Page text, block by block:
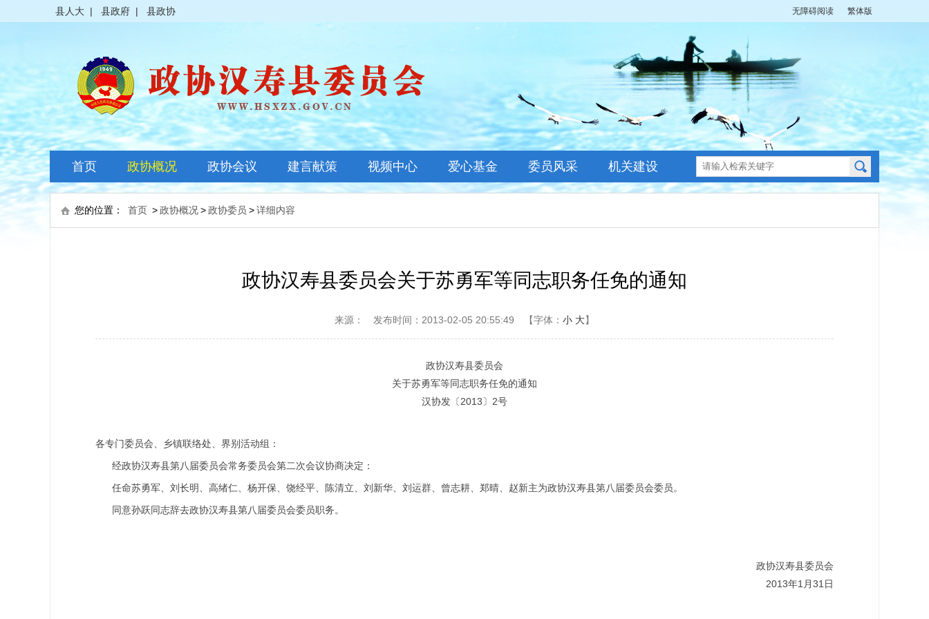
无障碍阅读 繁体版
县人大 | 县政府 | 县政协
首页 政协概况
领导之窗
政协会议
常委会议
建言献策 视频中心 爱心基金
善款公示
委员风采 机关建设
您的位置： 首页 >政协概况>政协委员 >详细内容
政协汉寿县委员会关于苏勇军等同志职务任免的通知
来源： 发布时间：2013-02-05 20:55:49 【字体： 小 大】
政协汉寿县委员会
关于苏勇军等同志职务任免的通知
汉协发〔2013〕2号
各专门委员会、乡镇联络处、界别活动组：
经政协汉寿县第八届委员会常务委员会第二次会议协商决定：
任命苏勇军、刘长明、高绪仁、杨开保、饶经平、陈清立、刘新华、刘运群、曾志耕、郑晴、赵新主为政协汉寿县第八届委员会委员。
同意孙跃同志辞去政协汉寿县第八届委员会委员职务。
政协汉寿县委员会
2013年1月31日